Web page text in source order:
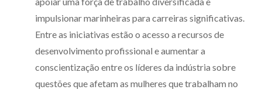
impulsionar marinheiras para carreiras significativas.
Entre as iniciativas estão o acesso a recursos de
desenvolvimento profissional e aumentar a
conscientização entre os líderes da indústria sobre
questões que afetam as mulheres que trabalham no